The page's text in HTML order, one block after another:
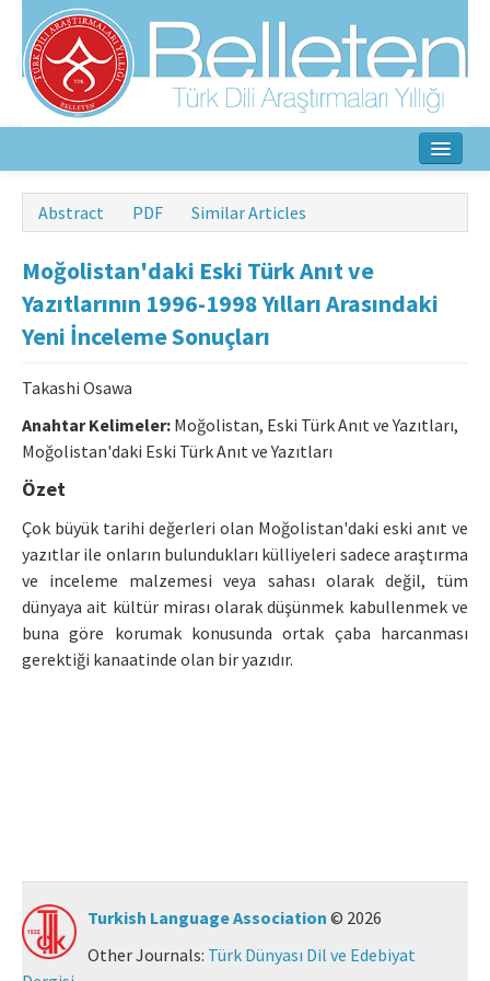
Home
About
Aim & Scope
Editorial Board
Author Guidelines
Ethical Principles
Manuscript Submission
ISSN: 0564-5050 · e-ISSN: 2651-5113
Abstract PDF Similar Articles
Moğolistan'daki Eski Türk Anıt ve
Yazıtlarının 1996-1998 Yılları Arasındaki
Yeni İnceleme Sonuçları
Takashi Osawa
Anahtar Kelimeler: Moğolistan, Eski Türk Anıt ve Yazıtları,
Moğolistan'daki Eski Türk Anıt ve Yazıtları
Özet
Çok büyük tarihi değerleri olan Moğolistan'daki eski anıt ve
yazıtlar ile onların bulundukları külliyeleri sadece araştırma
ve inceleme malzemesi veya sahası olarak değil, tüm
dünyaya ait kültür mirası olarak düşünmek kabullenmek ve
buna göre korumak konusunda ortak çaba harcanması
gerektiği kanaatinde olan bir yazıdır.
Turkish Language Association © 2026
Other Journals: Türk Dünyası Dil ve Edebiyat